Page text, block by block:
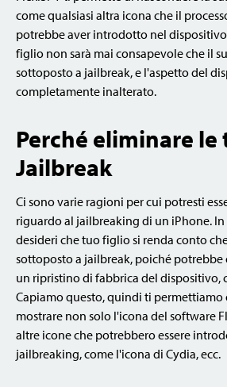
come qualsiasi altra icona che il
potrebbe aver introdotto nel
figlio non sarà mai consapevole che il
sottoposto a jailbreak, e l'aspetto del
completamente inalterato.
Perché eliminare le
Jailbreak
Ci sono varie ragioni per cui potresti
riguardo al jailbreaking di un iPhone.
desideri che tuo figlio si renda conto
sottoposto a jailbreak, poiché potrebbe
un ripristino di fabbrica del dispositivo,
Capiamo questo, quindi ti permettiamo
mostrare non solo l'icona del software
altre icone che potrebbero essere
jailbreaking, come l'icona di Cydia, ecc.